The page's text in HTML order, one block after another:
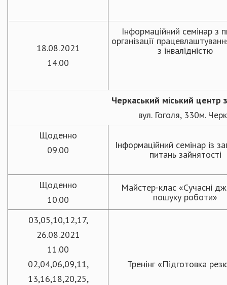
18.08.2021
14.00
Інформаційний семінар з
організації
з інвалідністю
Черкаський міський центр
вул. Гоголя, 330м.
Щоденно
09.00
Інформаційний семінар із
питань зайнятості
Щоденно
10.00
Майстер-клас «Сучасні
пошуку роботи»
03,05,10,12,17,
26.08.2021
11.00
02,04,06,09,11,
13,16,18,20,25,
Тренінг «Підготовка